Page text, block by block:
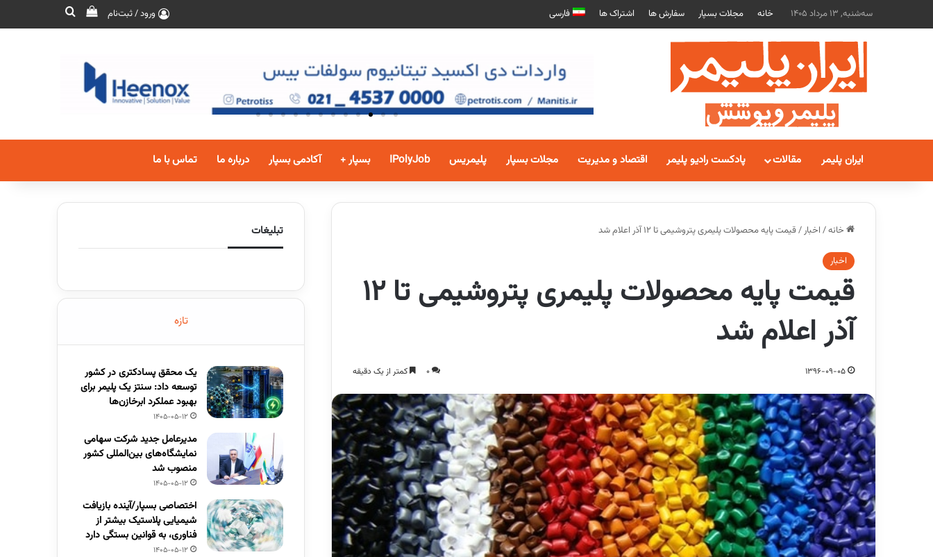
سه‌شنبه, 13 مرداد 1405 خانه مجلات بسپار سفارش ها اشتراک ها فارسی ورود / ثبت‌نام
ایران پلیمر مقالات پادکست رادیو پلیمر اقتصاد و مدیریت مجلات بسپار پلیمریس IPolyJob بسپار + آکادمی بسپار درباره ما تماس با ما
خانه/ اخبار/قیمت پایه محصولات پلیمری پتروشیمی تا 12 آذر اعلام شد
اخبار
قیمت پایه محصولات پلیمری پتروشیمی تا 12
آذر اعلام شد
1396-09-05
0 کمتر از یک دقیقه
تبلیغات
تازه
یک محقق پسادکتری در کشور
توسعه داد: سنتز یک پلیمر برای
بهبود عملکرد ابرخازن‌ها
1405-05-12
مدیرعامل جدید شرکت سهامی
نمایشگاه‌های بین‌المللی کشور
منصوب شد
1405-05-12
اختصاصی بسپار/آینده بازیافت
شیمیایی پلاستیک بیشتر از
فناوری، به قوانین بستگی دارد
1405-05-12